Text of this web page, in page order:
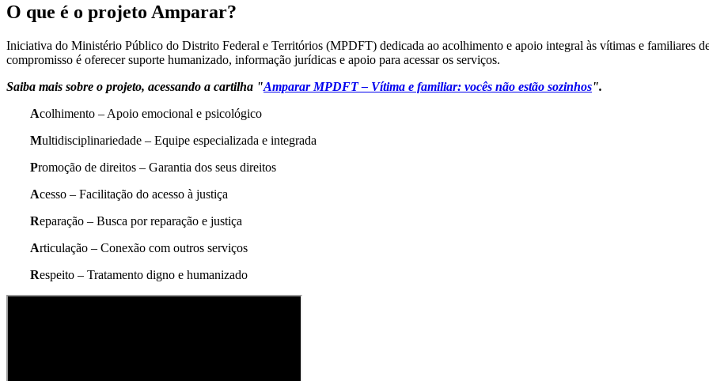
O que é o projeto Amparar?
Iniciativa do Ministério Público do Distrito Federal e Territórios (MPDFT) dedicada ao acolhimento e apoio integral às vítimas e familiares
compromisso é oferecer suporte humanizado, informação jurídicas e apoio para acessar os serviços.
Saiba mais sobre o projeto, acessando a cartilha "Amparar MPDFT – Vítima e familiar: vocês não estão sozinhos".
Acolhimento – Apoio emocional e psicológico
Multidisciplinariedade – Equipe especializada e integrada
Promoção de direitos – Garantia dos seus direitos
Acesso – Facilitação do acesso à justiça
Reparação – Busca por reparação e justiça
Articulação – Conexão com outros serviços
Respeito – Tratamento digno e humanizado